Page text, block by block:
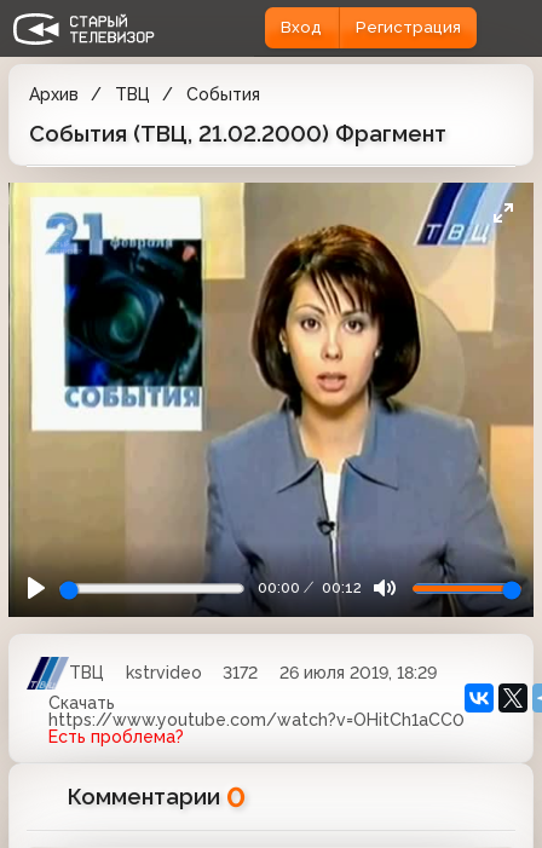
Вход Регистрация
Архив ТВЦ События
События (ТВЦ, 21.02.2000) Фрагмент
00:00 00:12
ТВЦ kstrvideo 3172
26 июля 2019, 18:29
Скачать
https://www.youtube.com/watch?v=OHitCh1aCC0
Есть проблема?
Комментарии 0